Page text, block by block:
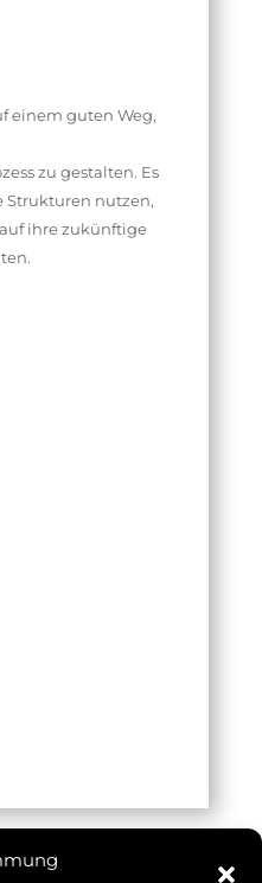
einem guten Weg,
zu gestalten. Es
nutzen,
ihre zukünftige